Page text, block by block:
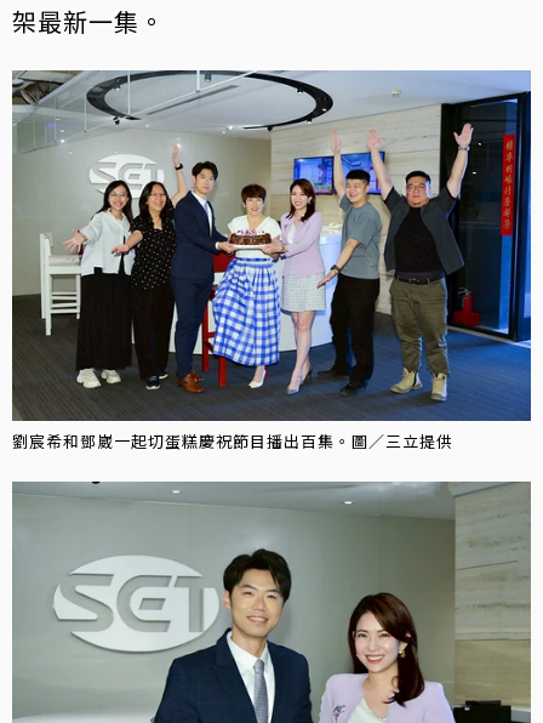
架最新一集。
劉宸希和鄧崴一起切蛋糕慶祝節目播出百集。圖／三立提供